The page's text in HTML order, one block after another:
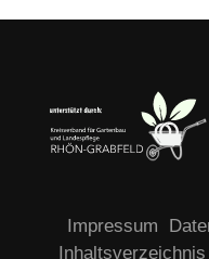
Impressum
Inhaltsverzeichnis